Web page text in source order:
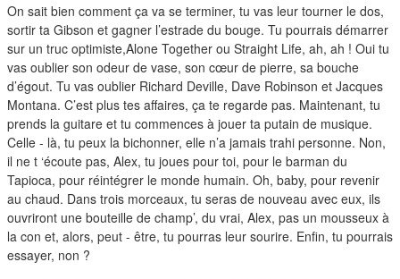
On sait bien comment ça va se terminer, tu vas leur tourner le dos,
sortir ta Gibson et gagner l’estrade du bouge. Tu pourrais démarrer
sur un truc optimiste,Alone Together ou Straight Life, ah, ah ! Oui tu
vas oublier son odeur de vase, son cœur de pierre, sa bouche
d’égout. Tu vas oublier Richard Deville, Dave Robinson et Jacques
Montana. C’est plus tes affaires, ça te regarde pas. Maintenant, tu
prends la guitare et tu commences à jouer ta putain de musique.
Celle - là, tu peux la bichonner, elle n’a jamais trahi personne. Non,
il ne t ‘écoute pas, Alex, tu joues pour toi, pour le barman du
Tapioca, pour réintégrer le monde humain. Oh, baby, pour revenir
au chaud. Dans trois morceaux, tu seras de nouveau avec eux, ils
ouvriront une bouteille de champ’, du vrai, Alex, pas un mousseux à
la con et, alors, peut - être, tu pourras leur sourire. Enfin, tu pourrais
essayer, non ?